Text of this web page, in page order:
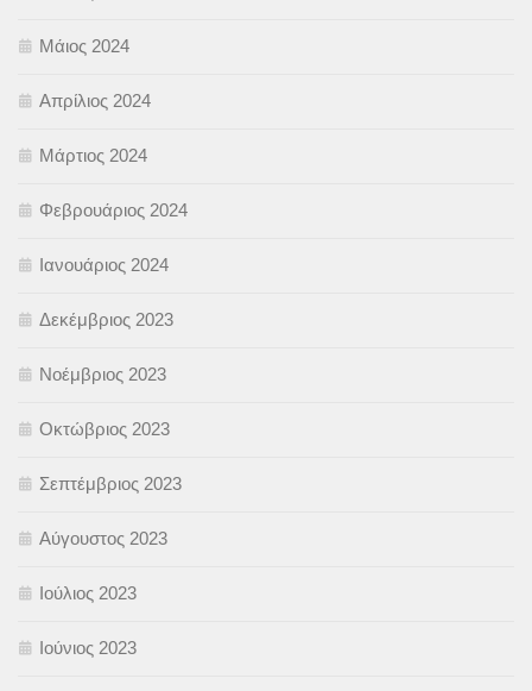
Μάιος 2024
Απρίλιος 2024
Μάρτιος 2024
Φεβρουάριος 2024
Ιανουάριος 2024
Δεκέμβριος 2023
Νοέμβριος 2023
Οκτώβριος 2023
Σεπτέμβριος 2023
Αύγουστος 2023
Ιούλιος 2023
Ιούνιος 2023